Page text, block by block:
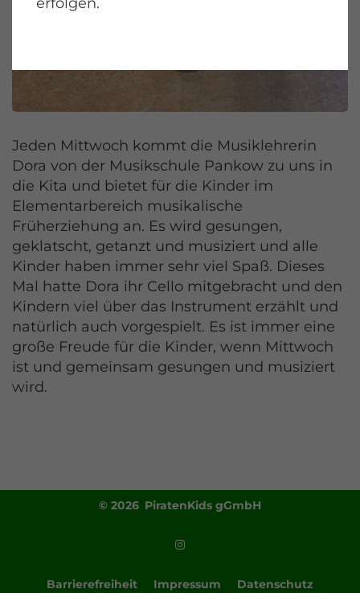
Jeden Mittwoch kommt die Musiklehrerin
Dora von der Musikschule Pankow zu uns in
die Kita und bietet für die Kinder im
Elementarbereich musikalische
Früherziehung an. Es wird gesungen,
geklatscht, getanzt und musiziert und alle
Kinder haben immer sehr viel Spaß. Dieses
Mal hatte Dora ihr Cello mitgebracht und den
Kindern viel über das Instrument erzählt und
natürlich auch vorgespielt. Es ist immer eine
große Freude für die Kinder, wenn Mittwoch
ist und gemeinsam gesungen und musiziert
wird.
© 2026 PiratenKids gGmbH
Barrierefreiheit Impressum Datenschutz